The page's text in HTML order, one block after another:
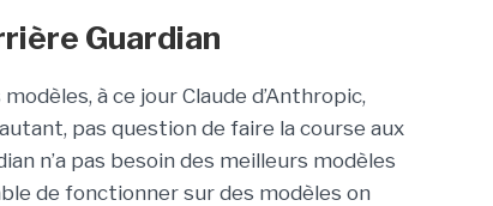
Guardian
à ce jour Claude d’Anthropic,
pas question de faire la course aux
n’a pas besoin des meilleurs modèles
de fonctionner sur des modèles on